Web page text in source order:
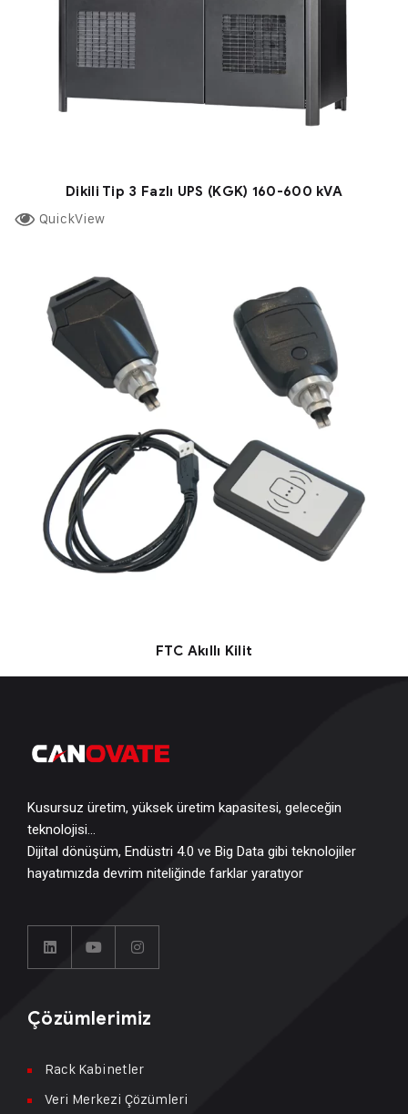
Dikili Tip 3 Fazlı UPS (KGK) 160-600 kVA
QuickView
FTC Akıllı Kilit
Kusursuz üretim, yüksek üretim kapasitesi, geleceğin
teknolojisi…
Dijital dönüşüm, Endüstri 4.0 ve Big Data gibi teknolojiler
hayatımızda devrim niteliğinde farklar yaratıyor
Çözümlerimiz
Rack Kabinetler
Veri Merkezi Çözümleri